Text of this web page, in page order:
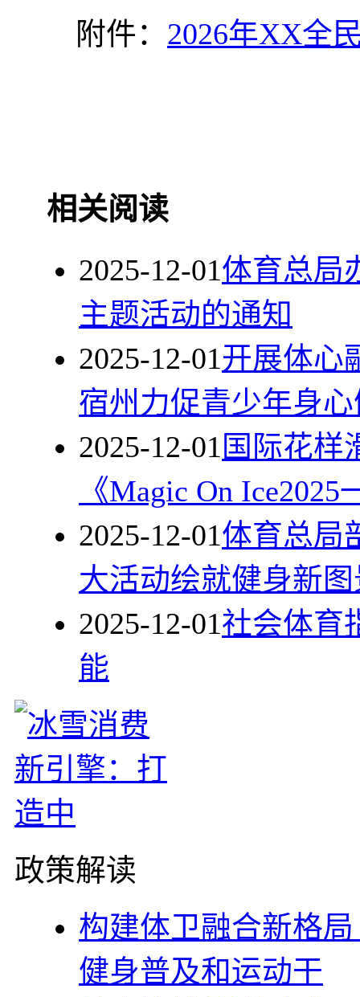
附件： 2026年XX全
相关阅读
2025-12-01体育总局
主题活动的通知
2025-12-01开展体心
宿州力促青少年身
2025-12-01国际花样
《Magic On
2025-12-01体育总局
大活动绘就健身新
2025-12-01社会体育
能
政策解读
构建体卫融合新格
健身普及和运动干